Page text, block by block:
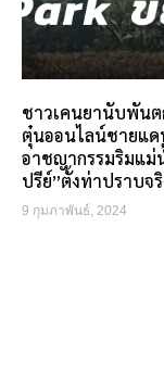
ชาวเคนยานับพัน
ตุ๋นออนไลน์ชายแด
อาชญากรรมริมแม่
ปรีย์”ตั้งท่าปราบจ
9 กุมภาพันธ์, 2024